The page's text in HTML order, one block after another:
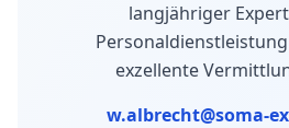
langjähriger
exzellente
w.albrecht@soma-